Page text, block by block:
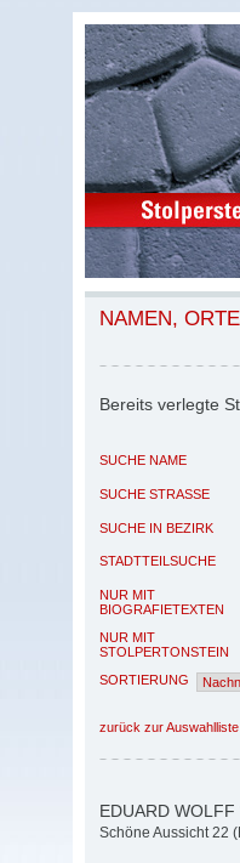
NAMEN,
Bereits verlegte
SUCHE NAME
SUCHE STRASSE
SUCHE IN BEZIRK
STADTTEILSUCHE
NUR MIT
BIOGRAFIETEXTEN
NUR MIT
STOLPERTONSTEIN
SORTIERUNG
zurück zur Auswahlliste
EDUARD
Schöne Aussicht 22